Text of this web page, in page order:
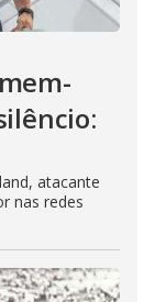
atacante
nas redes